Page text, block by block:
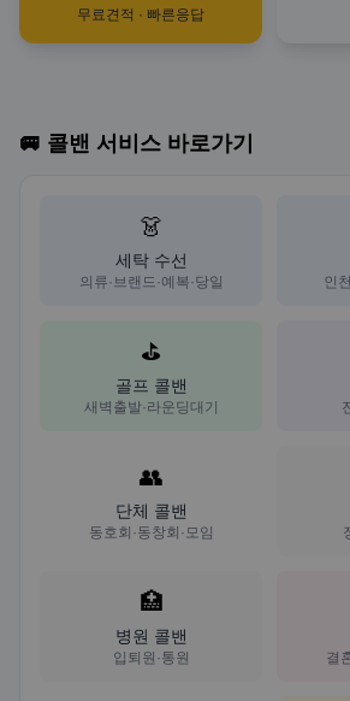
무료견적 · 빠른응답
🚐 콜밴 서비스 바로가기
👗
세탁 수선
의류·브랜드·예복·당일 인
⛳
골프 콜밴
새벽출발·라운딩대기
👥
단체 콜밴
동호회·동창회·모임
🏥
병원 콜밴
입퇴원·통원 결